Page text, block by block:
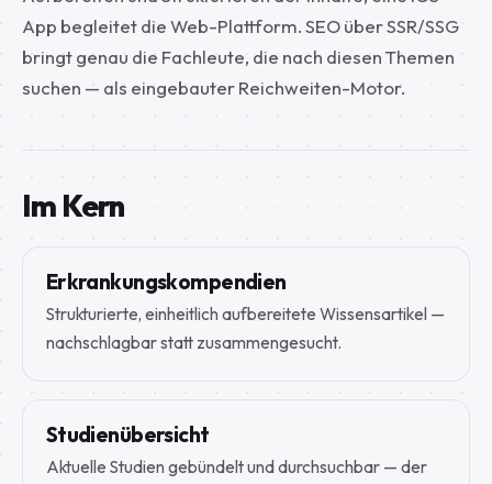
App begleitet die Web-Plattform. SEO über SSR/SSG
bringt genau die Fachleute, die nach diesen Themen
suchen — als eingebauter Reichweiten-Motor.
Im Kern
Erkrankungskompendien
Strukturierte, einheitlich aufbereitete Wissensartikel —
nachschlagbar statt zusammengesucht.
Studienübersicht
Aktuelle Studien gebündelt und durchsuchbar — der